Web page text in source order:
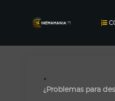
×
¿Problemas para